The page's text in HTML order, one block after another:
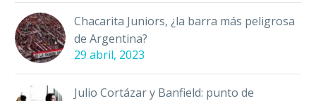
Chacarita Juniors, ¿la barra más peligrosa
de Argentina?
29 abril, 2023
Julio Cortázar y Banfield: punto de